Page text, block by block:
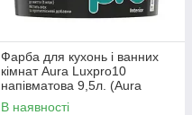
Фарба для кухонь і ванних
кімнат Aura Luxpro10
напівматова 9,5л. (Aura
Luxpro 10 K&B)
В наявності